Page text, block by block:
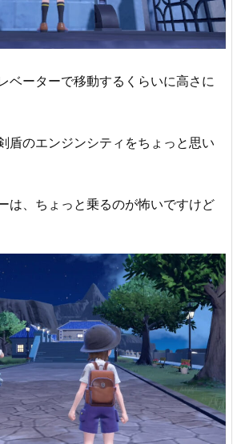
ベーターで移動するくらいに高さに
盾のエンジンシティをちょっと思い
は、ちょっと乗るのが怖いですけど